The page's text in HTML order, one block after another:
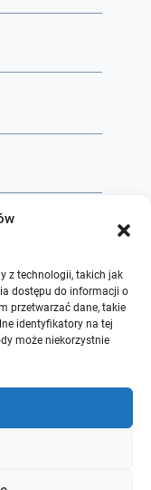
z technologii, takich jak
dostępu do informacji o
przetwarzać dane, takie
identyfikatory na tej
może niekorzystnie